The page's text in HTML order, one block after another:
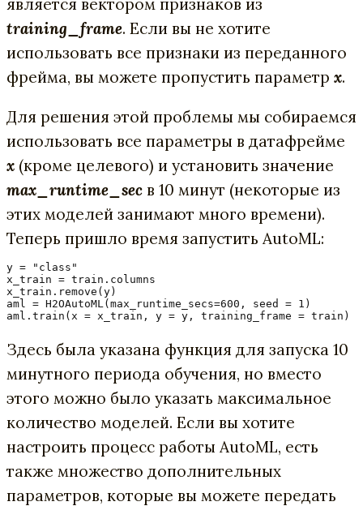
training_frame. Если вы не хотите
использовать все признаки из переданного
фрейма, вы можете пропустить параметр x.
Для решения этой проблемы мы собираемся
использовать все параметры в датафрейме
x (кроме целевого) и установить значение
max_runtime_sec в 10 минут (некоторые из
этих моделей занимают много времени).
Теперь пришло время запустить AutoML:
y = "class"
x_train = train.columns
x_train.remove(y)
aml = H2OAutoML(max_runtime_secs=600, seed = 1)
aml.train(x = x_train, y = y, training_frame = train)
Здесь была указана функция для запуска 10
минутного периода обучения, но вместо
этого можно было указать максимальное
количество моделей. Если вы хотите
настроить процесс работы AutoML, есть
также множество дополнительных
параметров, которые вы можете передать